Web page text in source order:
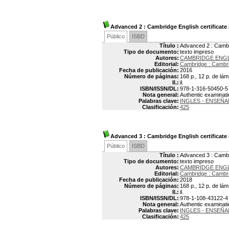
Advanced 2 : Cambridge English
Público
ISBD
Título : Advanced 2 :
Tipo de documento: texto impreso
Autores: CAMBRIDGE
Editorial: Cambridge :
Fecha de publicación: 2016
Número de páginas: 168 p., 12 p. de
Il.: il.
ISBN/ISSN/DL: 978-1-316-50450-5
Nota general: Authentic
Palabras clave: INGLES -
Clasificación: 425
Advanced 3 : Cambridge English
Público
ISBD
Título : Advanced 3 :
Tipo de documento: texto impreso
Autores: CAMBRIDGE
Editorial: Cambridge :
Fecha de publicación: 2018
Número de páginas: 168 p., 12 p. de
Il.: il.
ISBN/ISSN/DL: 978-1-108-43122-4
Nota general: Authentic
Palabras clave: INGLES -
Clasificación: 425